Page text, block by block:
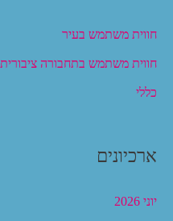
חווית משתמש בעיר
חווית משתמש בתחבורה ציבורית
כללי
ארכיונים
יוני 2026